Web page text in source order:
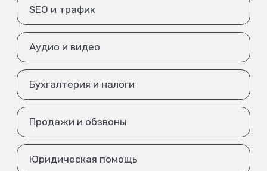
SEO и трафик
Аудио и видео
Бухгалтерия и налоги
Продажи и обзвоны
Юридическая помощь